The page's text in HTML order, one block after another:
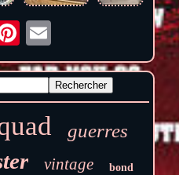
guerres
vintage bond